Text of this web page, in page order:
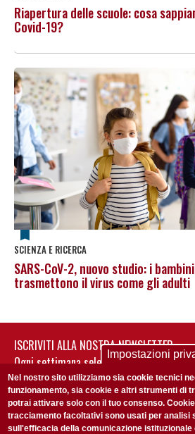
Riapertura delle scuole: cosa
Covid-19?
SCIENZA E RICERCA
SARS-CoV-2, nuovo studio: i
trasmettono il virus come gli adulti
ISCRIVITI ALLA NOSTRA NEWSLETTER
Ogni settimana selezioniamo per te
non perderti gli aggiornamenti della
Impostazioni
Nel nostro sito utilizziamo sia cookie tecnici
funzionamento, sia cookie e altri strumenti di
potrai attivare solo con il tuo consenso.
tracciamento facoltativi sono usati per analisi
sull'efficacia della comunicazione